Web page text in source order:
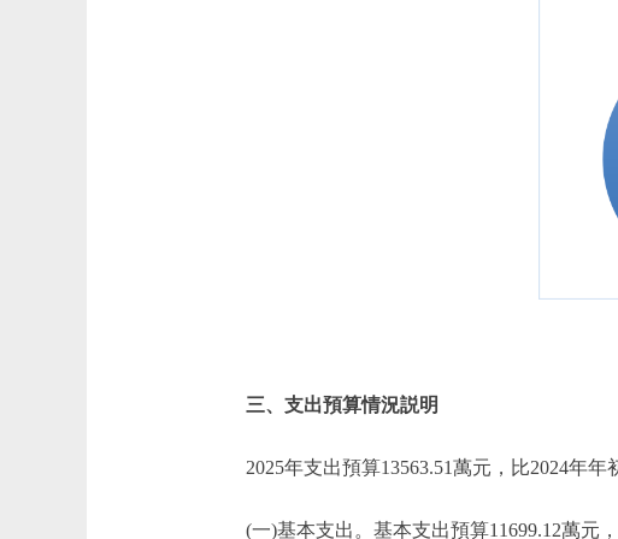
三、支出預算情況説明
2025年支出預算13563.51萬元，比2024年年
(一)基本支出。基本支出預算11699.12萬元，